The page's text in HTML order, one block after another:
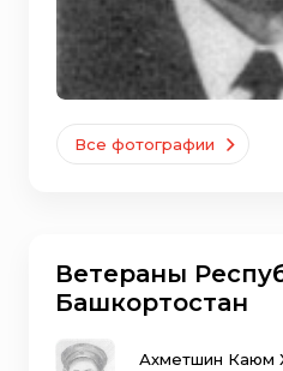
Все фотографии
Ветераны
Башкортостан
Ахметшин Каюм